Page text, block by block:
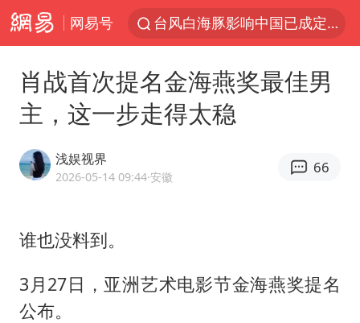
网易号
台风白海豚影响中国已成定局
中方回应是否开采太平洋海底稀土资源
昆明石林火把节
胡塞武装袭扰红海航运行动升级
扎哈罗娃批广岛市长不提美国原子弹
肖战首次提名金海燕奖最佳男
主，这一步走得太稳
浅娱视界
2026-05-14 09:44·安徽
66
谁也没料到。
3月27日，亚洲艺术电影节金海燕奖提名
公布。